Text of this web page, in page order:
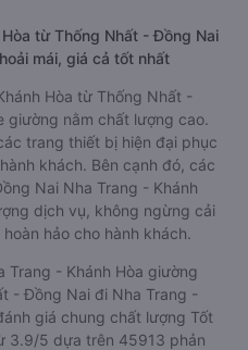
từ Thống Nhất - Đồng Nai
mái, giá cả tốt nhất
Hòa từ Thống Nhất -
giường nằm chất lượng cao.
trang thiết bị hiện đại phục
khách. Bên cạnh đó, các
Nai Nha Trang - Khánh
dịch vụ, không ngừng cải
hảo cho hành khách.
Trang - Khánh Hòa giường
- Đồng Nai đi Nha Trang -
giá chung chất lượng Tốt
3.9/5 dựa trên 45913 phản